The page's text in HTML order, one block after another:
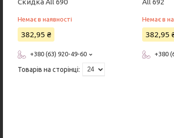
Скидка All 690
Немає в наявності
382,95 ₴
+380 (63) 920-49-60
All 692
Немає в
382,95
+380